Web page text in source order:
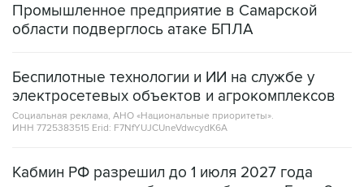
Беспилотные технологии и ИИ на службе у
Социальная реклама, АНО «Национальные приоритеты».
ИНН 7725383515 Erid: F7NfYUJCUneVdwcydK6A
Кабмин РФ разрешил до 1 июля 2027 года
Евро 3, Евро 4